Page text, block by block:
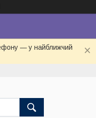
— у найближчий